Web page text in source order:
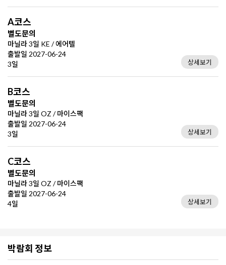
A코스
별도문의
마닐라 3일 KE / 에어텔
출발일 2027-06-24
3일
상세보기
B코스
별도문의
마닐라 3일 OZ / 마이스팩
출발일 2027-06-24
3일
상세보기
C코스
별도문의
마닐라 3일 OZ / 마이스팩
출발일 2027-06-24
4일
상세보기
박람회 정보